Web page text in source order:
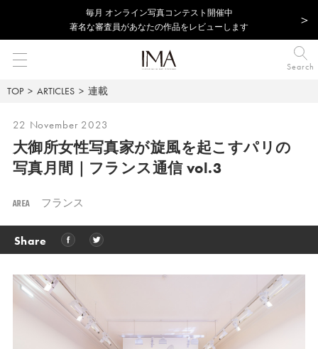
毎⽉ オンライン写真コンテスト開催中
著名な審査員があなたの作品をレビューします
Search
TOP ARTICLES 連載
22 November 2023
大御所女性写真家が旋風を起こすパリの
写真月間｜フランス通信 vol.3
AREA フランス
Share